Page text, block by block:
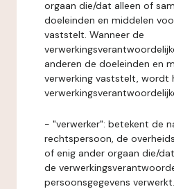
orgaan die/dat alleen of
doeleinden en middelen
vaststelt. Wanneer de
anderen de doeleinden en
verwerking vaststelt, wordt
- "verwerker": betekent de
rechtspersoon, de
of enig ander orgaan die/
de
persoonsgegevens verwerkt.